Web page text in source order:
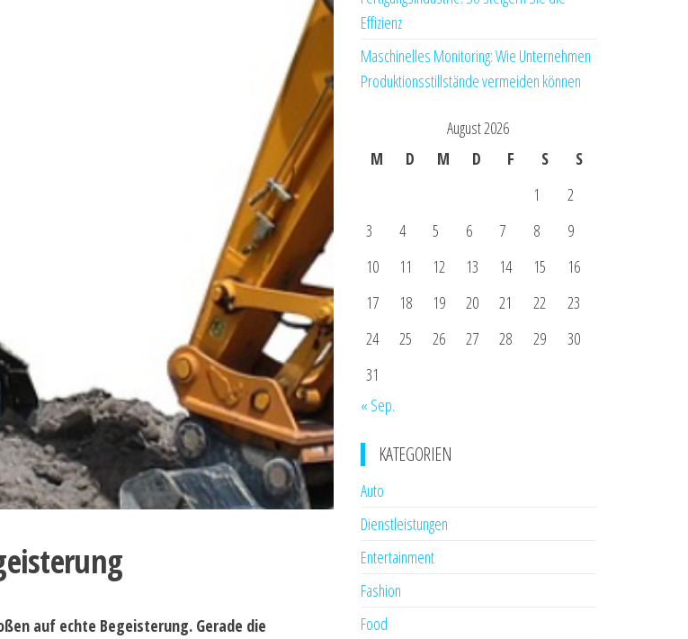
auf echte Begeisterung. Gerade die
Effizienz
Maschinelles Monitoring: Wie Unternehmen
Produktionsstillstände vermeiden können
August 2026
M
D M D F S
S
1
2
3
4 5 6 7 8
9
10
11 12 13 14 15
16
17
18 19 20 21 22
23
24
25 26 27 28 29
30
31
« Sep.
KATEGORIEN
Auto
Dienstleistungen
Entertainment
Fashion
Food